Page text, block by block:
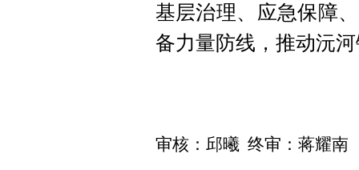
基层治理、应急保障
备力量防线，推动沅
审核：邱曦 终审：蒋耀南